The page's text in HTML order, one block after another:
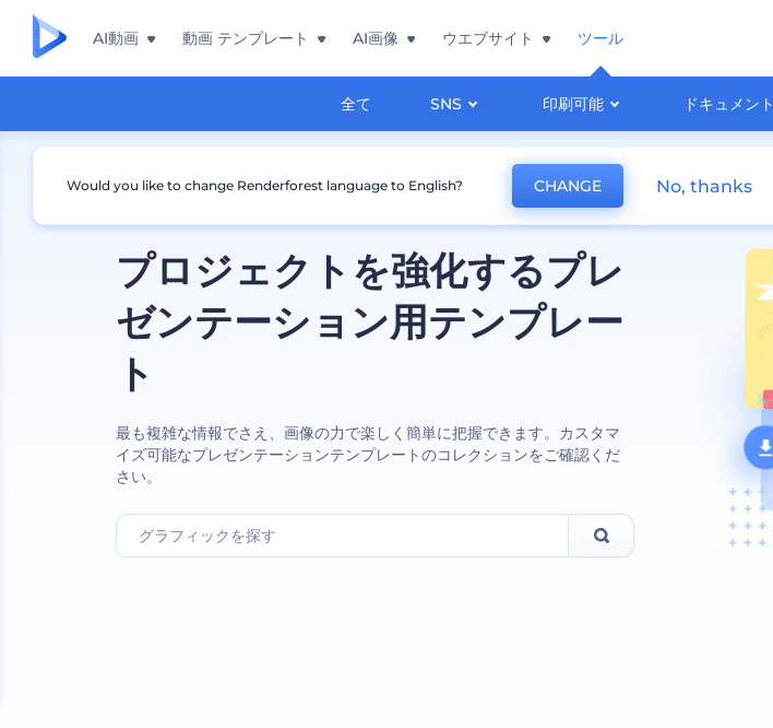
AI動画 動画 テンプレート AI画像 ウエブサイト ツール
全て SNS 印刷可能 ドキュメント
プロジェクトを強化するプレ
ゼンテーション用テンプレー
ト
最も複雑な情報でさえ、画像の力で楽しく簡単に把握できます。カスタマ
イズ可能なプレゼンテーションテンプレートのコレクションをご確認くだ
さい。
Would you like to change Renderforest language to English? CHANGE No, thanks